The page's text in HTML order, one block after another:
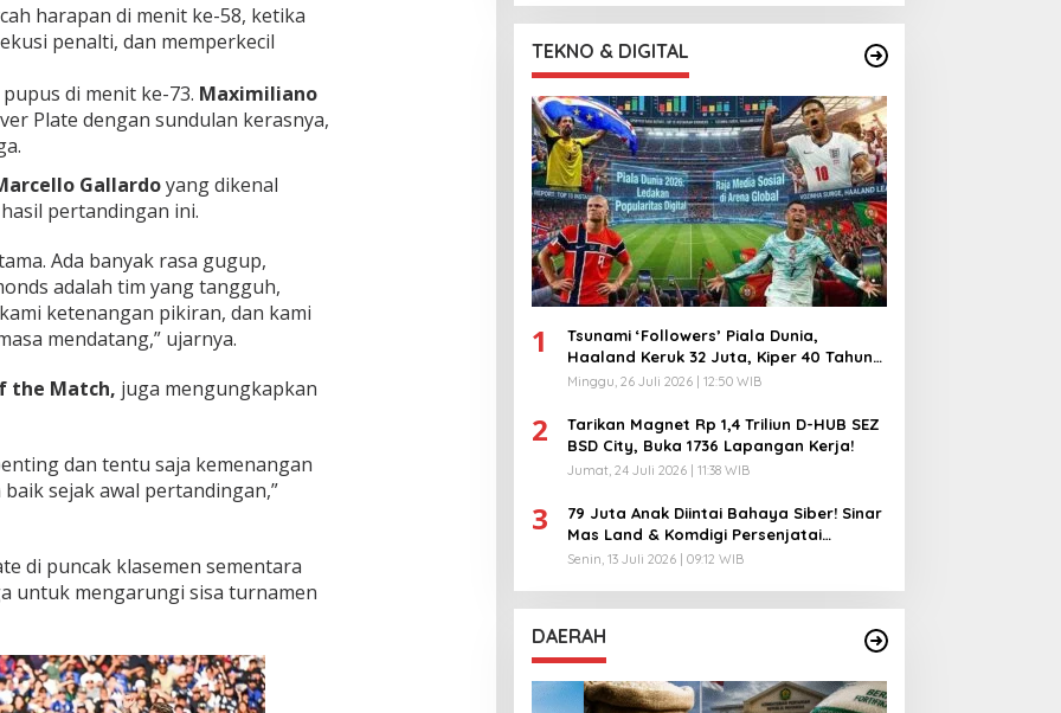
harapan di menit ke-58, ketika
penalti, dan memperkecil
di menit ke-73. Maximiliano
Plate dengan sundulan kerasnya,
Gallardoyang dikenal
pertandingan ini.
Ada banyak rasa gugup,
adalah tim yang tangguh,
ketenangan pikiran, dan kami
mendatang,” ujarnya.
the Match, juga mengungkapkan
dan tentu saja kemenangan
sejak awal pertandingan,”
di puncak klasemen sementara
untuk mengarungi sisa turnamen
TEKNO & DIGITAL
1
Tsunami ‘Followers’ Piala Dunia,
Haaland Keruk 32 Juta, Kiper 40 Tahun
Bikin Geger!
Minggu, 26 Juli 2026 | 12:50 WIB
2
Tarikan Magnet Rp 1,4 Triliun D-HUB SEZ
BSD City, Buka 1736 Lapangan Kerja!
Jumat, 24 Juli 2026 | 11:38 WIB
3
79 Juta Anak Diintai Bahaya Siber! Sinar
Mas Land & Komdigi Persenjatai
Ratusan Guru!
Senin, 13 Juli 2026 | 09:12 WIB
DAERAH